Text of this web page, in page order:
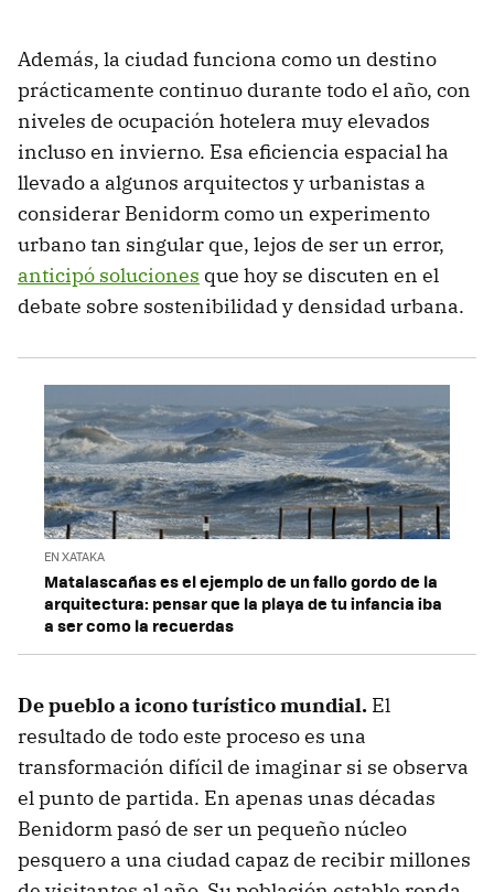
Además, la ciudad funciona como un destino
prácticamente continuo durante todo el año, con
niveles de ocupación hotelera muy elevados
incluso en invierno. Esa eficiencia espacial ha
llevado a algunos arquitectos y urbanistas a
considerar Benidorm como un experimento
urbano tan singular que, lejos de ser un error,
anticipó soluciones que hoy se discuten en el
debate sobre sostenibilidad y densidad urbana.
EN XATAKA
Matalascañas es el ejemplo de un fallo gordo de la
arquitectura: pensar que la playa de tu infancia iba
a ser como la recuerdas
De pueblo a icono turístico mundial. El
resultado de todo este proceso es una
transformación difícil de imaginar si se observa
el punto de partida. En apenas unas décadas
Benidorm pasó de ser un pequeño núcleo
pesquero a una ciudad capaz de recibir millones